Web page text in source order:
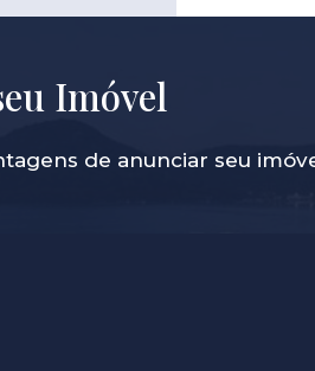
Imóvel
de anunciar seu